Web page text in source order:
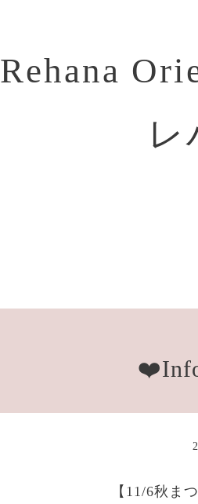
Rehana
レ
【11/6秋ま